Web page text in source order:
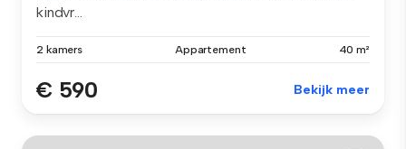
kindvr...
2 kamers Appartement 40 m²
€ 590 Bekijk meer